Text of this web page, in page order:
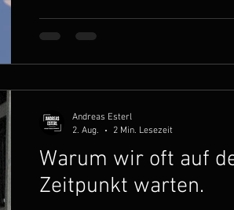
Ideen und möchte sofort loslegen.
selbst ja auch wenn du ein Projekt
Problem an der ganzen Sache ist
Warum wir oft auf
Zeitpunkt warten.
Andreas Esterl
2. Aug.
2 Min. Lesezeit